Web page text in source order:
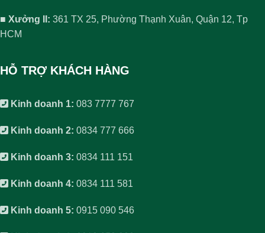
■ Xưởng II: 361 TX 25, Phường Thạnh Xuân, Quận 12, Tp
HCM
HỖ TRỢ KHÁCH HÀNG
Kinh doanh 1: 083 7777 767
Kinh doanh 2: 0834 777 666
Kinh doanh 3: 0834 111 151
Kinh doanh 4: 0834 111 581
Kinh doanh 5: 0915 090 546